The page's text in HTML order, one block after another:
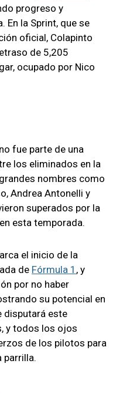
progreso y
En la Sprint, que se
oficial, Colapinto
de 5,205
ocupado por Nico
fue parte de una
los eliminados en la
nombres como
Andrea Antonelli y
superados por la
esta temporada.
el inicio de la
de Fórmula 1 , y
por no haber
su potencial en
disputará este
y todos los ojos
de los pilotos para
parrilla.